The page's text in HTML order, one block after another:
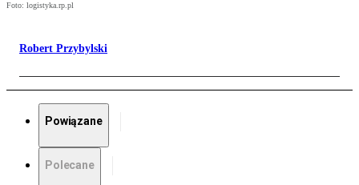
Foto: logistyka.rp.pl
Robert Przybylski
Powiązane
Polecane